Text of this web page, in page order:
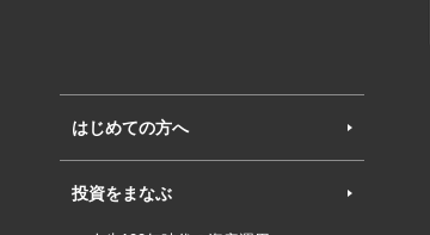
はじめての方へ
投資をまなぶ